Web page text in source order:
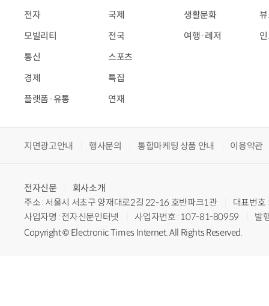
전자
모빌리티
통신
경제
플랫폼·유통
국제
전국
스포츠
특집
연재
생활문화
여행·레저
지면광고안내 행사문의 통합마케팅 상품 안내 이용약관
전자신문
회사소개
주소 : 서울시 서초구 양재대로2길 22-16 호반파크1관
대표번
사업자명 : 전자신문인터넷
사업자번호 : 107-81-80959
발
Copyright © Electronic Times Internet. All Rights Reserved.